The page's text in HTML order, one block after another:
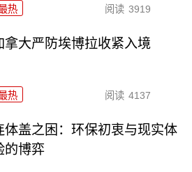
热 阅读 3919
拿大严防埃博拉收紧入境
热 阅读 4137
体盖之困：环保初衷与现实体
的博弈